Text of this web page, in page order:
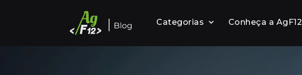
Categorias Conheça a AgF12